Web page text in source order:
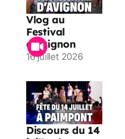
Vlog au
Festival
d’Avignon
16 juillet 2026
Discours du 14